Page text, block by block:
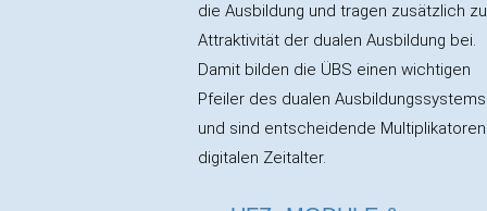
die Ausbildung und tragen zusätzlich
Attraktivität der dualen Ausbildung bei.
Damit bilden die ÜBS einen wichtigen
Pfeiler des dualen Ausbildungssystems
und sind entscheidende
digitalen Zeitalter.